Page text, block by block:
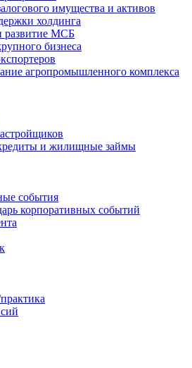
имущества и активов
холдинга
развитие МСБ
бизнеса
агропромышленного комплекса
и жилищные займы
события
корпоративных событий